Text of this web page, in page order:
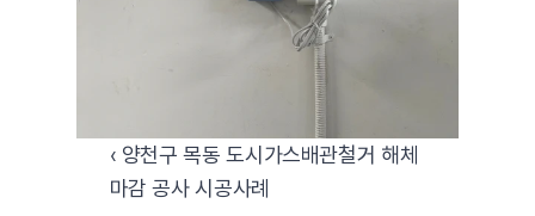
‹ 양천구 목동 도시가스배관철거 해체
마감 공사 시공사례